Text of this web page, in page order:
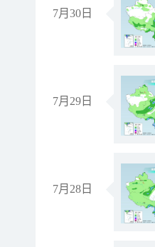
7月30日
7月29日
7月28日